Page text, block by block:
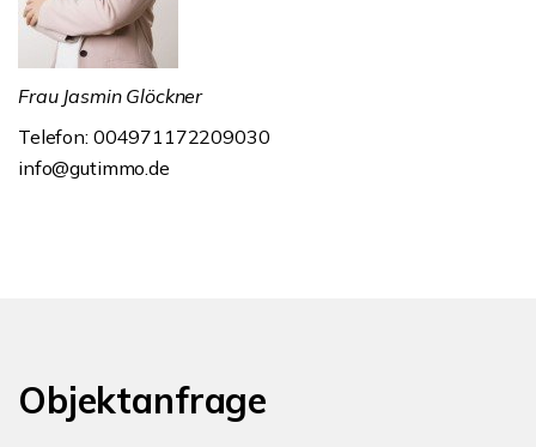
Frau Jasmin Glöckner
Telefon: 004971172209030
info@gutimmo.de
Objektanfrage